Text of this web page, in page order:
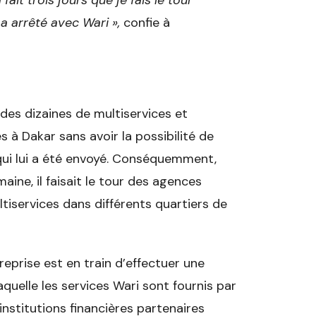
arrêté avec Wari », confie à
dizaines de multiservices et
à Dakar sans avoir la possibilité de
lui a été envoyé. Conséquemment,
il faisait le tour des agences
dans différents quartiers de
est en train d’effectuer une
les services Wari sont fournis par
financières partenaires